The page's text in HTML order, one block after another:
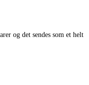
og det sendes som et helt